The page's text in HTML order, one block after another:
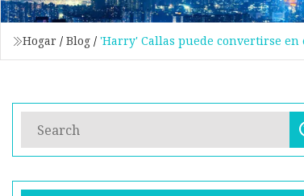
Hogar / Blog / 'Harry' Callas puede convertirse